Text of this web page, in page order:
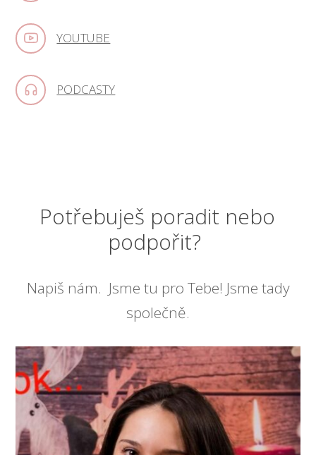
YOUTUBE
PODCASTY
Potřebuješ poradit nebo
podpořit?
Napiš nám. Jsme tu pro Tebe! Jsme tady
společně.